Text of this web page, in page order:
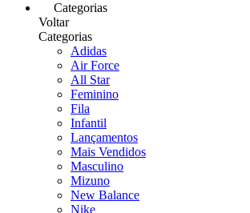
Categorias
Voltar
Categorias
Adidas
Air Force
All Star
Feminino
Fila
Infantil
Lançamentos
Mais Vendidos
Masculino
Mizuno
New Balance
Nike